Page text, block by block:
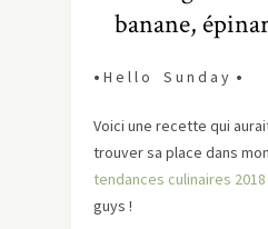
banane,
• H e l l o S u n d a y •
Voici une recette qui
trouver sa place dans
tendances culinaires 2018
guys !